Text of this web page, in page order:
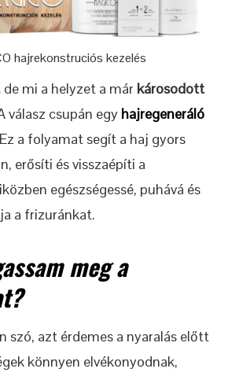
hajrekonstruciós kezelés
de mi a helyzet a már károsodott
válasz csupán egy hajregeneráló
a folyamat segít a haj gyors
erősíti és visszaépíti a
egészségessé, puhává és
a frizuránkat.
meg a
szó, azt érdemes a nyaralás előtt
könnyen elvékonyodnak,